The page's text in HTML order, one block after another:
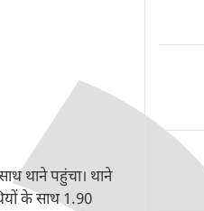
थाने पहुंचा। थाने
के साथ 1.90